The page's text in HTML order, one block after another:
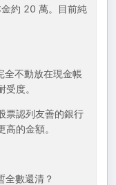
約 20 萬。目前純
全不動放在現金帳
度。
票認列友善的銀行
高的金額。
全數還清？